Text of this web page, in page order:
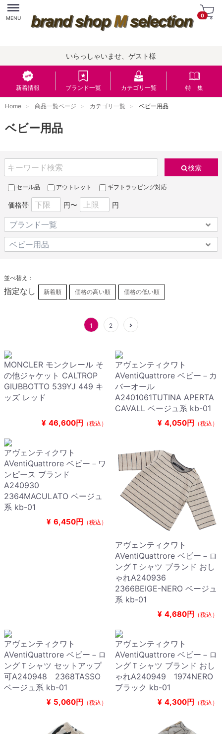
Menu
MENU 0
いらっしゃいませ、ゲスト様
新着情報 ブランド一覧 カテゴリ一覧 特 集
Home 商品一覧ページ カテゴリ一覧 ベビー用品
ベビー用品
検索
セール品 アウトレット ギフトラッピング対応
価格帯 円〜 円
並べ替え：
指定なし 新着順 価格の高い順 価格の低い順
1 2
MONCLER モンクレール そ
の他ジャケット CALTROP
GIUBBOTTO 539YJ 449 キ
ッズ レッド
¥ 46,600円 （税込）
アヴェンティクワト
AVentiQuattrore ベビー－カ
バーオール
A2401061TUTINA APERTA
CAVALL ベージュ系 kb-01
¥ 4,050円 （税込）
アヴェンティクワト
AVentiQuattrore ベビー－ワ
ンピース ブランド
A240930
2364MACULATO ベージュ
系 kb-01
¥ 6,450円 （税込）
アヴェンティクワト
AVentiQuattrore ベビー－ロ
ングＴシャツ ブランド おし
ゃれA240936
2366BEIGE-NERO ベージュ
系 kb-01
¥ 4,680円 （税込）
アヴェンティクワト
AVentiQuattrore ベビー－ロ
ングＴシャツ セットアップ
可A240948 2368TASSO
ベージュ系 kb-01
¥ 5,060円 （税込）
アヴェンティクワト
AVentiQuattrore ベビー－ロ
ングＴシャツ ブランド おし
ゃれA240949 1974NERO
ブラック kb-01
¥ 4,300円 （税込）